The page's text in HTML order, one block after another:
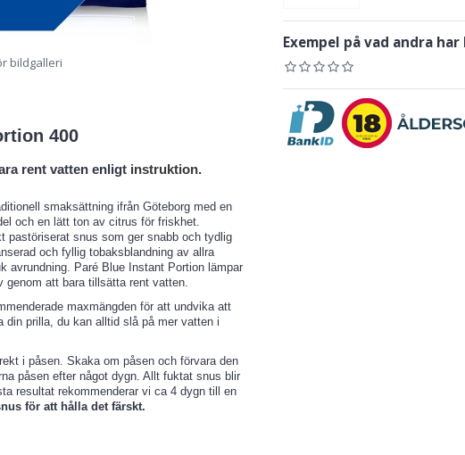
bildgalleri
400
rent vatten enligt instruktion.
smaksättning ifrån Göteborg med en
och en lätt ton av citrus för friskhet.
pastöriserat snus som ger snabb och tydlig
och fyllig tobaksblandning av allra
avrundning. Paré Blue Instant Portion lämpar
att bara tillsätta rent vatten.
maxmängden för att undvika att
din prilla, du kan alltid slå på mer vatten i
i påsen. Skaka om påsen och förvara den
påsen efter något dygn. Allt fuktat snus blir
resultat rekommenderar vi ca 4 dygn till en
för att hålla det färskt.
Exempel på vad andra